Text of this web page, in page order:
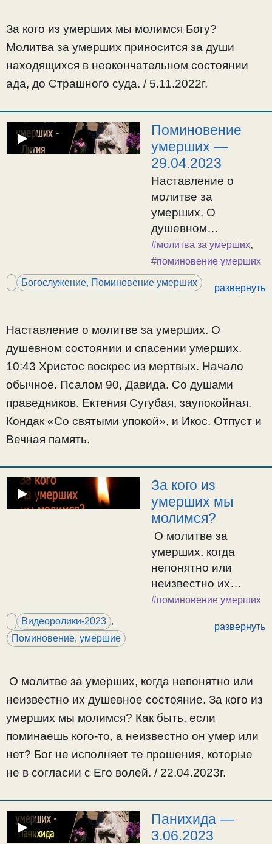
5.11.2022г.
За кого из умерших мы молимся Богу?
Молитва за умерших приносится за души
находящихся в неокончательном состоянии
ада, до Страшного суда. / 5.11.2022г.
▶
Поминовение
умерших —
29.04.2023
Наставление о
молитве за
умерших. О
душевном
состоянии и
спасении умерших.
10:43 Христос
воскрес из мертвых.
Псалом 90, Давида.
Со душами
праведников.
Ектения Сугубая,
заупокойная. Кондак
«Со святыми
упокой», и Икос.
#молитва за умерших,
#поминовение умерших
Богослужение, Поминовение умерших
развернуть
Наставление о молитве за умерших. О
душевном состоянии и спасении умерших.
10:43 Христос воскрес из мертвых. Начало
обычное. Псалом 90, Давида. Со душами
праведников. Ектения Сугубая, заупокойная.
Кондак «Со святыми упокой», и Икос. Отпуст и
Вечная память.
▶
За кого из
умерших мы
молимся?
О молитве за
умерших, когда
непонятно или
неизвестно их
душевное
из умерших мы
кого-то, а
неизвестно он умер
исполняет те
прошения, которые
не в согласии с Его
волей. / 22.04.2023г.
#поминовение умерших
Видеоролики-2023 ,
Поминовение, умершие
развернуть
О молитве за умерших, когда непонятно или
неизвестно их душевное состояние. За кого из
умерших мы молимся? Как быть, если
поминаешь кого-то, а неизвестно он умер или
нет? Бог не исполняет те прошения, которые
не в согласии с Его волей. / 22.04.2023г.
▶
Панихида —
3.06.2023